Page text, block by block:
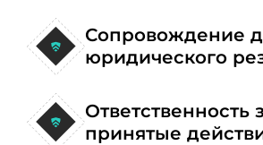
Сопровождение
юридического
Ответственность
принятые